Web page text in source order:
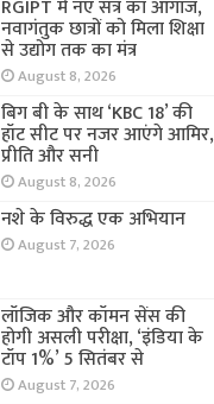
RGIPT में नए सत्र का आगाज,
नवागंतुक छात्रों को मिला शिक्षा
से उद्योग तक का मंत्र
August 8, 2026
बिग बी के साथ ‘KBC 18’ की
हॉट सीट पर नजर आएंगे आमिर,
प्रीति और सनी
August 8, 2026
नशे के विरुद्ध एक अभियान
August 7, 2026
लॉजिक और कॉमन सेंस की
होगी असली परीक्षा, ‘इंडिया के
टॉप 1%’ 5 सितंबर से
August 7, 2026